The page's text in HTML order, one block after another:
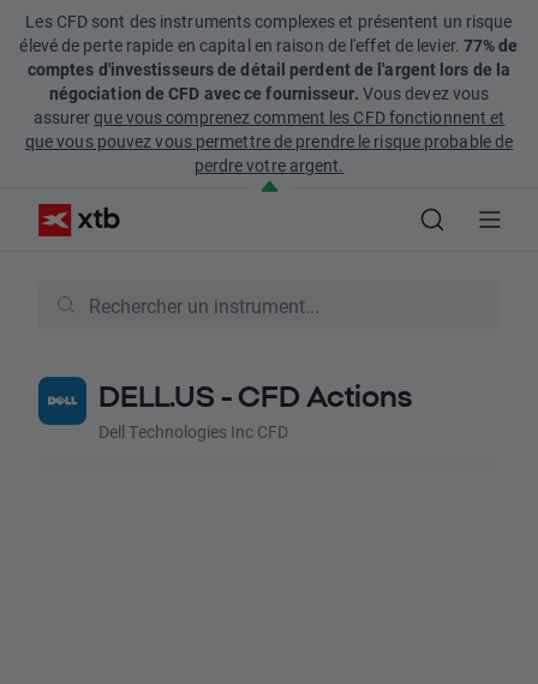
Les CFD sont des instruments complexes et présentent un risque
élevé de perte rapide en capital en raison de l'effet de levier. 77% de
comptes d'investisseurs de détail perdent de l'argent lors de la
négociation de CFD avec ce fournisseur. Vous devez vous
assurerque vous comprenez comment les CFD fonctionnent et
que vous pouvez vous permettre de prendre le risque probable de
perdre votre argent.
DELL.US - CFD Actions
Dell Technologies Inc CFD